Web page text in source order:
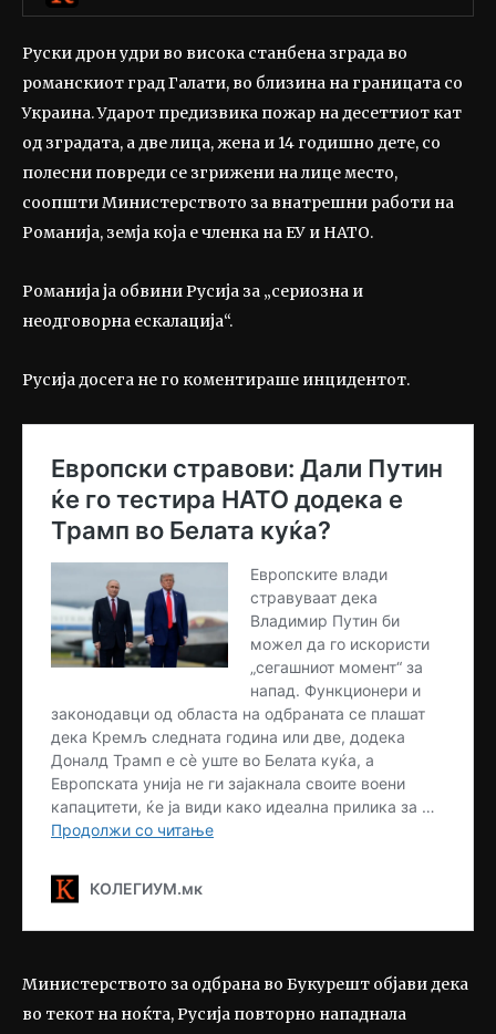
Руски дрон удри во висока станбена зграда во
романскиот град Галати, во близина на границата со
Украина. Ударот предизвика пожар на десеттиот кат
од зградата, а две лица, жена и 14 годишно дете, со
полесни повреди се згрижени на лице место,
соопшти Министерството за внатрешни работи на
Романија, земја која е членка на ЕУ и НАТО.
Романија ја обвини Русија за „сериозна и
неодговорна ескалација“.
Русија досега не го коментираше инцидентот.
Министерството за одбрана во Букурешт објави дека
во текот на ноќта, Русија повторно нападнала